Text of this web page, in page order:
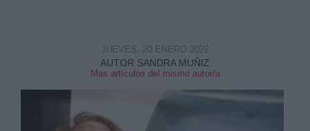
AUTOR SANDRA MUÑIZ
Mas artículos del mismo autor/a
JUEVES, 20 ENERO 2022